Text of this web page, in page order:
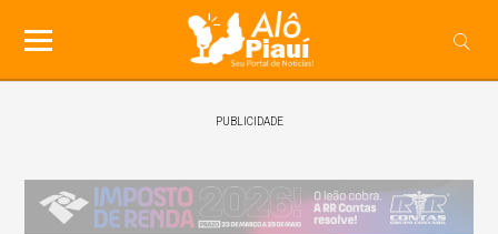
PUBLICIDADE